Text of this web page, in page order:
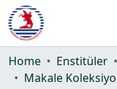
Communities &
Home Enstitüler
Makale